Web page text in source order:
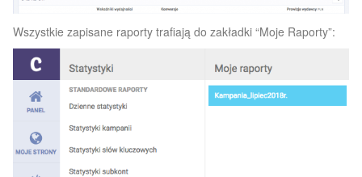
Wszystkie zapisane raporty trafiają do zakładki “Moje Raporty”: